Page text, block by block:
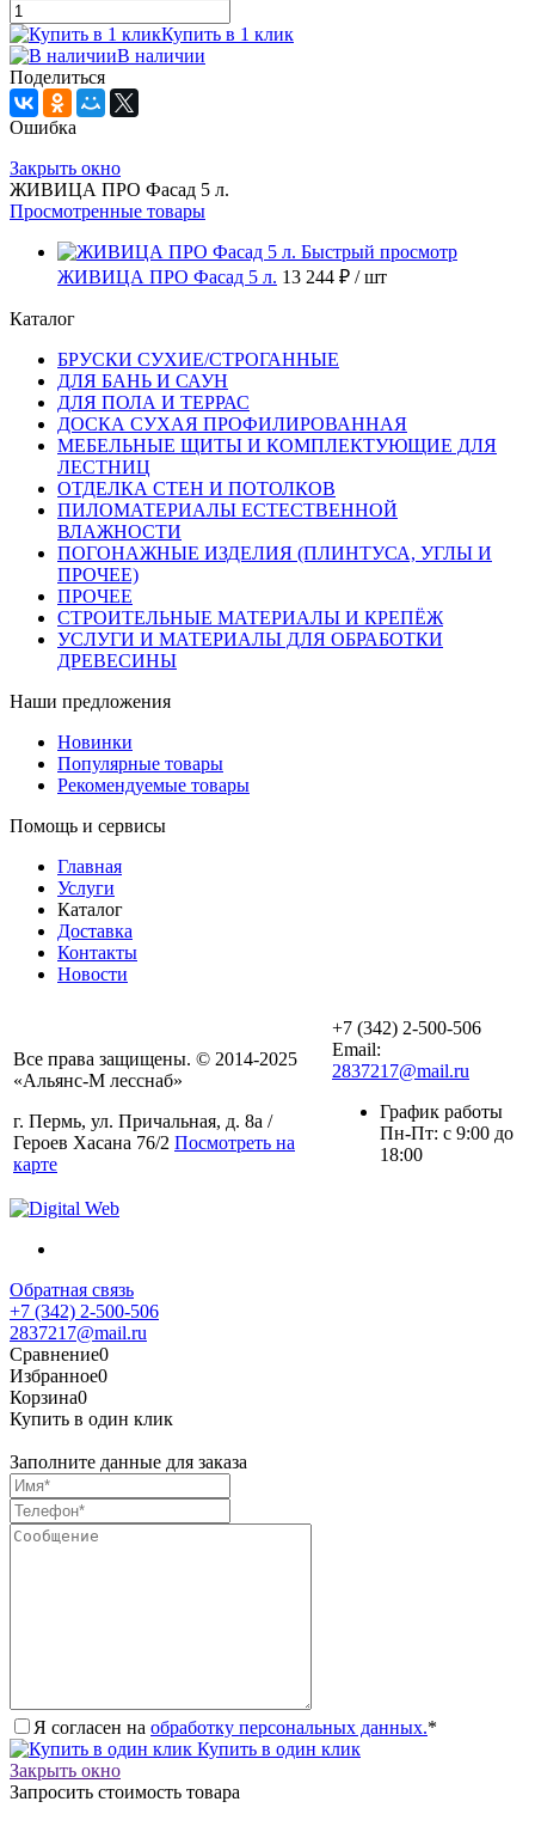
Купить в 1 клик
В наличии
Поделиться
Ошибка
Закрыть окно
ЖИВИЦА ПРО Фасад 5 л.
Просмотренные товары
Быстрый просмотр
ЖИВИЦА ПРО Фасад 5 л. 13 244 ₽ / шт
Каталог
БРУСКИ СУХИЕ/СТРОГАННЫЕ
ДЛЯ БАНЬ И САУН
ДЛЯ ПОЛА И ТЕРРАС
ДОСКА СУХАЯ ПРОФИЛИРОВАННАЯ
МЕБЕЛЬНЫЕ ЩИТЫ И КОМПЛЕКТУЮЩИЕ ДЛЯ
ЛЕСТНИЦ
ОТДЕЛКА СТЕН И ПОТОЛКОВ
ПИЛОМАТЕРИАЛЫ ЕСТЕСТВЕННОЙ
ВЛАЖНОСТИ
ПОГОНАЖНЫЕ ИЗДЕЛИЯ (ПЛИНТУСА, УГЛЫ И
ПРОЧЕЕ)
ПРОЧЕЕ
СТРОИТЕЛЬНЫЕ МАТЕРИАЛЫ И КРЕПЁЖ
УСЛУГИ И МАТЕРИАЛЫ ДЛЯ ОБРАБОТКИ
ДРЕВЕСИНЫ
Наши предложения
Новинки
Популярные товары
Рекомендуемые товары
Помощь и сервисы
Главная
Услуги
Каталог
Доставка
Контакты
Новости
Все права защищены. © 2014-2025
«Альянс-М лесснаб»
г. Пермь, ул. Причальная, д. 8а /
Героев Хасана 76/2 Посмотреть на
карте
+7 (342) 2-500-506
Email:
2837217@mail.ru
График работы
Пн-Пт: с 9:00 до
18:00
Обратная связь
+7 (342) 2-500-506
2837217@mail.ru
Сравнение0
Избранное0
Корзина0
Купить в один клик
Заполните данные для заказа
Я согласен на обработку персональных данных.*
Купить в один клик
Закрыть окно
Запросить стоимость товара